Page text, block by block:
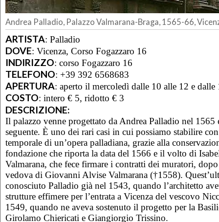
Andrea Palladio, Palazzo Valmarana-Braga, 1565-66,
ARTISTA: Palladio
DOVE: Vicenza, Corso Fogazzaro 16
INDIRIZZO: corso Fogazzaro 16
TELEFONO: +39 392 6568683
APERTURA: aperto il mercoledì dalle 10 alle 12 e dalle
COSTO: intero € 5, ridotto € 3
DESCRIZIONE:
Il palazzo venne progettato da Andrea Palladio nel 1565
seguente. È uno dei rari casi in cui possiamo stabilire con
temporale di un’opera palladiana, grazie alla
fondazione che riporta la data del 1566 e il volto di
Valmarana, che fece firmare i contratti dei muratori, dopo
vedova di Giovanni Alvise Valmarana (†1558).
conosciuto Palladio già nel 1543, quando l’architetto
strutture effimere per l’entrata a Vicenza del vescovo
1549, quando ne aveva sostenuto il progetto per la
Girolamo Chiericati e Giangiorgio Trissino.